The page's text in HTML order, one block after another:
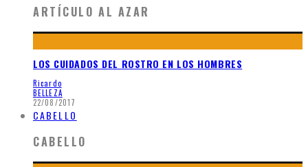
ARTÍCULO AL AZAR
LOS CUIDADOS DEL ROSTRO EN LOS HOMBRES
Ricardo
BELLEZA
22/08/2017
CABELLO
CABELLO